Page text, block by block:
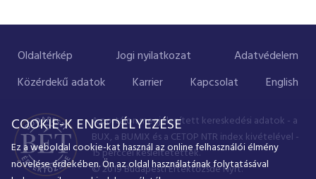
Oldaltérkép Jogi nyilatkozat
Adatvédelem
Közérdekű adatok
Karrier Kapcsolat English
A portálon megjelenített kereskedési adatok - a
BUX, a BUMIX és a CETOP NTR index kivételével -
15 perccel késleltetettek.
© 2019 Budapesti Értéktőzsde Nyrt.
COOKIE-K ENGEDÉLYEZÉSE
Ez a weboldal cookie-kat használ az online felhasználói élmény
növelése érdekében. Ön az oldal használatának folytatásával